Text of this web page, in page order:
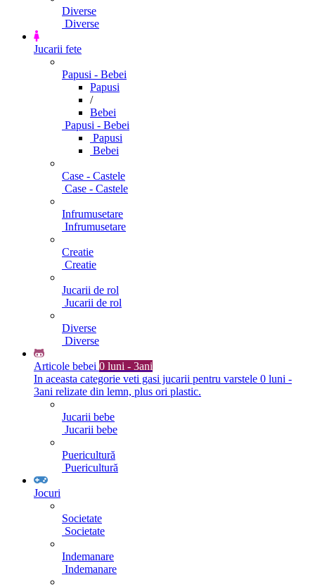
Diverse
Diverse
Jucarii fete
Papusi - Bebei
Papusi
/
Bebei
Papusi - Bebei
Papusi
Bebei
Case - Castele
Case - Castele
Infrumusetare
Infrumusetare
Creatie
Creatie
Jucarii de rol
Jucarii de rol
Diverse
Diverse
Articole bebei 0 luni - 3ani
In aceasta categorie veti gasi jucarii pentru varstele 0 luni -
3ani relizate din lemn, plus ori plastic.
Jucarii bebe
Jucarii bebe
Puericultură
Puericultură
Jocuri
Societate
Societate
Indemanare
Indemanare